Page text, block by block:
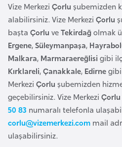
Vize Merkezi Çorlu şubemizden
alabilirsiniz. Vize Merkezi Çorlu
başta Çorlu veTekirdağolmak
Ergene,Süleymanpaşa,
Malkara, Marmaraereğlisi gibi
Kırklareli,Çanakkale, Edirne
Merkezi Çorlu şubemizden
geçebilirsiniz. Vize Merkezi Çorlu
50 83 numaralı telefonla
corlu@vizemerkezi.com mail
ulaşabilirsiniz.
n
g
o
B
u
l
g
a
r
i